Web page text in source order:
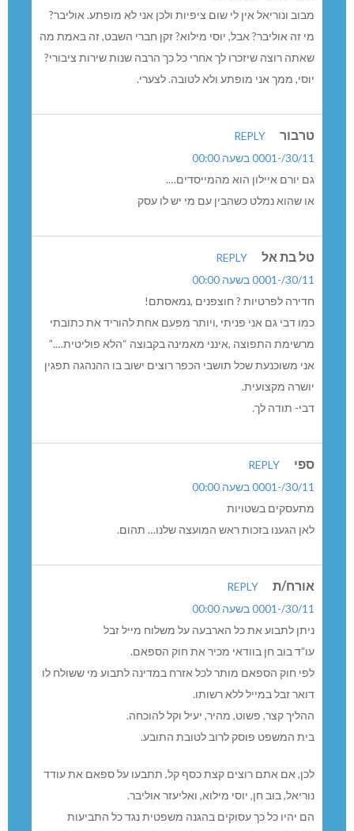
מבוב ונוריאל אין לי שום ציפיות ולכן אני לא מופתע. אוליבר?
מי זה אוליבר? אבל, יוסי מילוא? זקן חברי השבט, זה באמת מה
שאתה רוצה שיזכרו לך אחרי כל כך הרבה שנות שירות ציבורי?
יוסי, ממך אני מופתע ולא לטובה. לצערי.
טרבור
REPLY
30/11/-0001 בשעה 00:00
גם יורם איילון הוא מהמייסדים….
או שהוא נמלט כשהבין עם מי יש לו עסק
טל בת אל
REPLY
30/11/-0001 בשעה 00:00
חדירה לפרטיות ? חוצפנים ,נמאסתם!
כמו דבי גם אני פניתי ,ויותר מפעם אחת להוריד את כתובתי
מרשימת התפוצה ,אינני מאמינה בקבוצה “הלא פוליטית….”
אני משוכנעת שכל תושבי הכפר רוצים ישוב בו ההנהגה תפגין
יושרה מקצועית.
דבי- תודה לך.
ספי
REPLY
30/11/-0001 בשעה 00:00
מתעסקים בשטויות
לאן הגענו בזכות ראש המועצה שלנו… תהום.
אורח/ת
REPLY
30/11/-0001 בשעה 00:00
ניתן לתבוע את כל הארבעה על משלוח מייל זבל
עו”ד בוב חן בוודאי מכיר את חוק הספאם.
לפי חוק הספאם מותר לכל אזרח במדינה לתבוע מי ששולח לו
דואר זבל במייל ללא רשותו.
ההליך קצר, פשוט, מהיר, יעיל וקל להוכחה.
בית המשפט פוסק לרוב לטובת התובע.
לכן, אם אתם רוצים קצת כסף קל, תתבעו על ספאם את עודד
נוריאל, בוב חן, יוסי מילוא, ואליעזר אוליבר.
הם יהיו כל כך עסוקים בהגנה משפטית נגד כל התביעות